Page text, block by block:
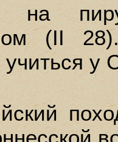
на
(II
у